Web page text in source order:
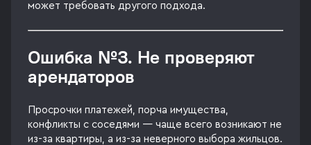
может требовать другого подхода.
Ошибка №3. Не проверяют
арендаторов
Просрочки платежей, порча имущества,
конфликты с соседями — чаще всего возникают не
из-за квартиры, а из-за неверного выбора жильцов.